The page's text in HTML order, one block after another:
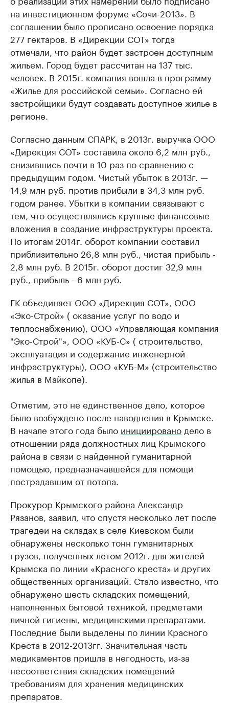
на инвестиционном форуме «Сочи-2013». В
соглашении было прописано освоение порядка
277 гектаров. В «Дирекции СОТ» тогда
отмечали, что район будет застроен доступным
жильем. Город будет рассчитан на 137 тыс.
человек. В 2015г. компания вошла в программу
«Жилье для российской семьи». Согласно ей
застройщики будут создавать доступное жилье в
регионе.
Согласно данным СПАРК, в 2013г. выручка ООО
«Дирекция СОТ» составила около 6,2 млн руб.,
снизившись почти в 10 раз по сравнению с
предыдущим годом. Чистый убыток в 2013г. —
14,9 млн руб. против прибыли в 34,3 млн руб.
годом ранее. Убытки в компании связывают с
тем, что осуществлялись крупные финансовые
вложения в создание инфраструктуры проекта.
По итогам 2014г. оборот компании составил
приблизительно 26,8 млн руб., чистая прибыль -
2,8 млн руб. В 2015г. оборот достиг 32,9 млн
руб., прибыль - 6 млн руб.
ГК объединяет ООО «Дирекция СОТ», ООО
«Эко-Строй» ( оказание услуг по водо и
теплоснабжению), ООО «Управляющая компания
"Эко-Строй"», ООО «КУБ-С» ( строительство,
эксплуатация и содержание инженерной
инфраструктуры), ООО «КУБ-М» (строительство
жилья в Майкопе).
Отметим, это не единственное дело, которое
было возбуждено после наводнения в Крымске.
В начале этого года было инициировано дело в
отношении ряда должностных лиц Крымского
района в связи с найденной гуманитарной
помощью, предназначавшейся для помощи
пострадавшим от потопа.
Прокурор Крымского района Александр
Рязанов, заявил, что спустя несколько лет после
трагедеи на складах в селе Киевском были
обнаружены несколько тонн гуманитарных
грузов, полученных летом 2012г. для жителей
Крымска по линии «Красного креста» и других
общественных организаций. Стало известно, что
обнаружено шесть складских помещений,
наполненных бытовой техникой, предметами
личной гигиены, медицинскими препаратами.
Последние были выделены по линии Красного
Креста в 2012-2013гг. Значительная часть
медикаментов пришла в негодность, из-за
несоответствия складских помещений
требованиям для хранения медицинских
препаратов.